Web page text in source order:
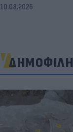
10.08.2026
ΔΗΜΟΦΙΛΗ